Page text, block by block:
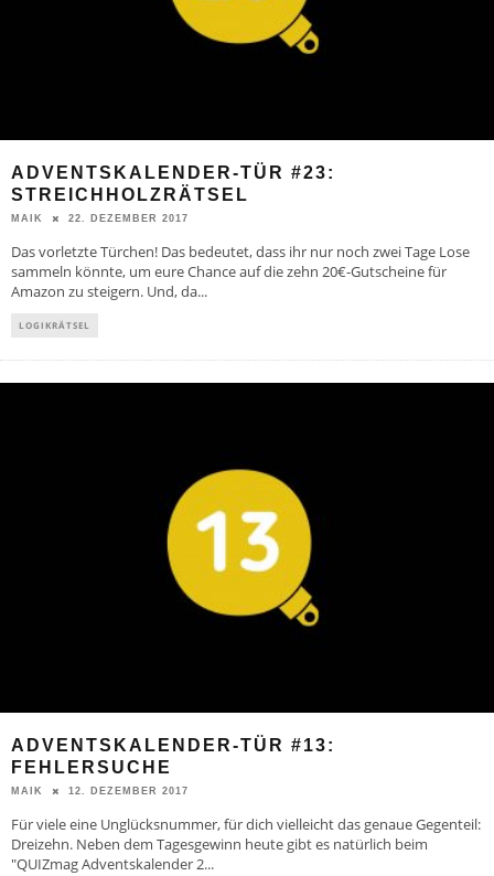
ADVENTSKALENDER-TÜR #23:
STREICHHOLZRÄTSEL
MAIK 22. DEZEMBER 2017
Das vorletzte Türchen! Das bedeutet, dass ihr nur noch zwei Tage Lose
sammeln könnte, um eure Chance auf die zehn 20€-Gutscheine für
Amazon zu steigern. Und, da...
LOGIKRÄTSEL
ADVENTSKALENDER-TÜR #13:
FEHLERSUCHE
MAIK 12. DEZEMBER 2017
Für viele eine Unglücksnummer, für dich vielleicht das genaue Gegenteil:
Dreizehn. Neben dem Tagesgewinn heute gibt es natürlich beim
"QUIZmag Adventskalender 2...